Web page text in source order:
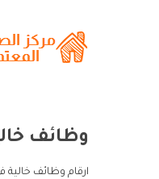
وظائف
ارقام وظائف